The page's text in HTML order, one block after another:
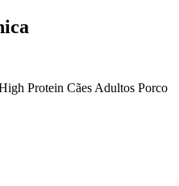
Protein Cães Adultos Porco